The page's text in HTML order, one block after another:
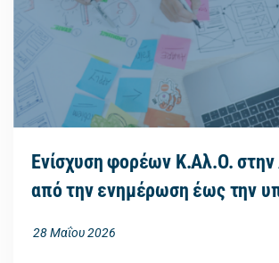
Ενίσχυση φορέων Κ.Αλ.Ο. στην
από την ενημέρωση έως την
28 Μαΐου 2026